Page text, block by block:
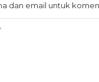
dan email untuk